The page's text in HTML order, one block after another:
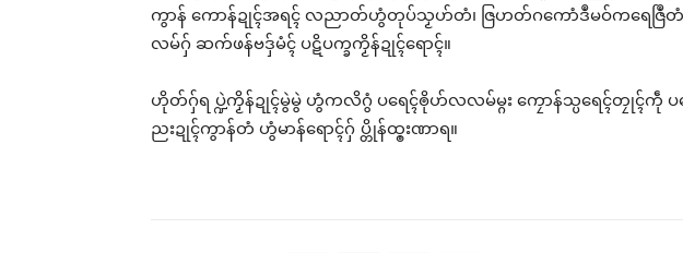
Related
ကွာန် ကောန်ဍုၚ်အရၚ် လညာတ်ဟွံတုပ်သၟဟ်တံ၊ ဇြဟတ်ဂကောံဒဳမဝ်ကရေဇြဳ
လမ်ဂှ် ဆက်ဖန်ဗဒှ်မံၚ် ပဋိပက္ခကၟိန်ဍုၚ်ရောၚ်။
ဟိုတ်ဂှ်ရ ပ္ဍဲကၟိန်ဍုၚ်မွဲမွဲ ဟွံကလိဂွံ ပရေၚ်ၜိုဟ်လလမ်မ္ဂး ကၠောန်သ္ပရေၚ်တၠုၚ်ကဵု
ညးဍုၚ်ကွာန်တံ ဟွံမာန်ရောၚ်ဂှ် ပ္တိုန်ထ္ၜးဏာရ။